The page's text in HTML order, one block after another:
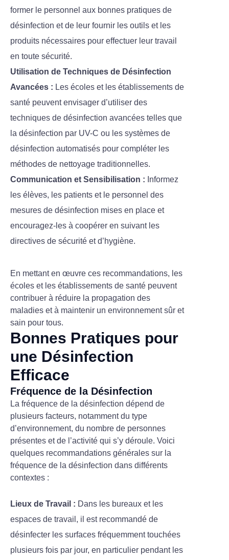
former le personnel aux bonnes pratiques de
désinfection et de leur fournir les outils et les
produits nécessaires pour effectuer leur travail
en toute sécurité.
Utilisation de Techniques de Désinfection
Avancées : Les écoles et les établissements de
santé peuvent envisager d’utiliser des
techniques de désinfection avancées telles que
la désinfection par UV-C ou les systèmes de
désinfection automatisés pour compléter les
méthodes de nettoyage traditionnelles.
Communication et Sensibilisation : Informez
les élèves, les patients et le personnel des
mesures de désinfection mises en place et
encouragez-les à coopérer en suivant les
directives de sécurité et d’hygiène.
En mettant en œuvre ces recommandations, les
écoles et les établissements de santé peuvent
contribuer à réduire la propagation des
maladies et à maintenir un environnement sûr et
sain pour tous.
Bonnes Pratiques pour
une Désinfection
Efficace
Fréquence de la Désinfection
La fréquence de la désinfection dépend de
plusieurs facteurs, notamment du type
d’environnement, du nombre de personnes
présentes et de l’activité qui s’y déroule. Voici
quelques recommandations générales sur la
fréquence de la désinfection dans différents
contextes :
Lieux de Travail : Dans les bureaux et les
espaces de travail, il est recommandé de
désinfecter les surfaces fréquemment touchées
plusieurs fois par jour, en particulier pendant les